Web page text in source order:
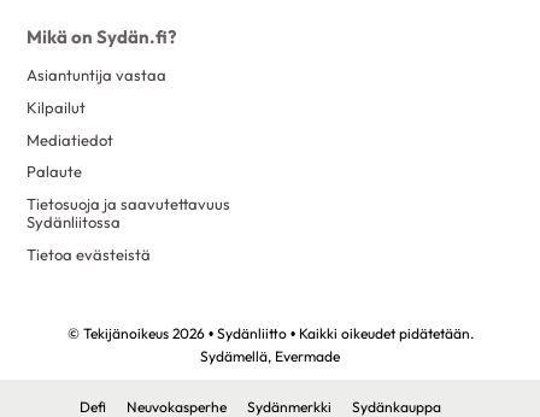
Mikä on Sydän.fi?
Asiantuntija vastaa
Kilpailut
Mediatiedot
Palaute
Tietosuoja ja saavutettavuus
Sydänliitossa
Tietoa evästeistä
© Tekijänoikeus 2026 • Sydänliitto • Kaikki oikeudet pidätetään.
Sydämellä, Evermade
Defi Neuvokasperhe Sydänmerkki Sydänkauppa